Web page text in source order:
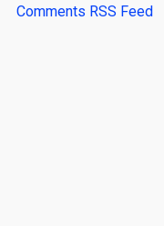
Comments RSS Feed